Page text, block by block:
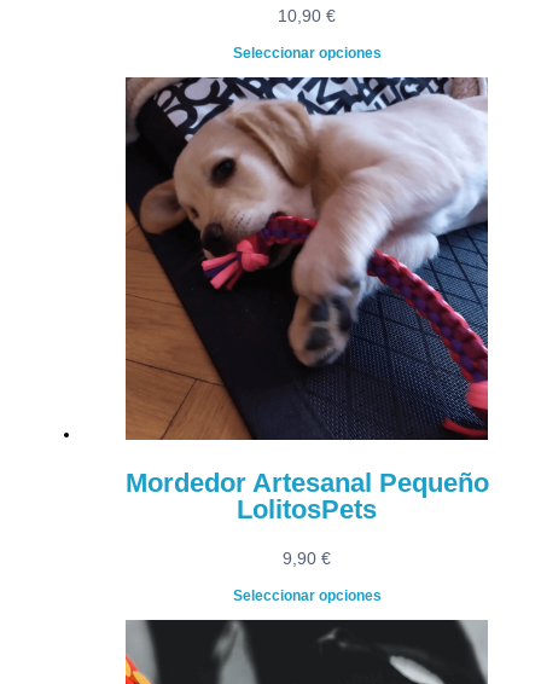
10,90 €
Seleccionar opciones
Mordedor Artesanal Pequeño
LolitosPets
9,90 €
Seleccionar opciones